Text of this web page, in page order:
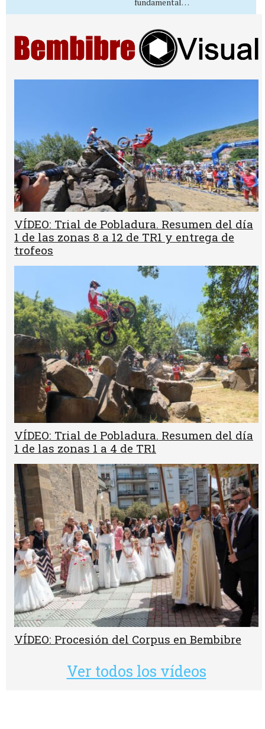
VÍDEO: Trial de Pobladura. Resumen del día
1 de las zonas 8 a 12 de TR1 y entrega de
trofeos
VÍDEO: Trial de Pobladura. Resumen del día
1 de las zonas 1 a 4 de TR1
VÍDEO: Procesión del Corpus en Bembibre
Ver todos los vídeos